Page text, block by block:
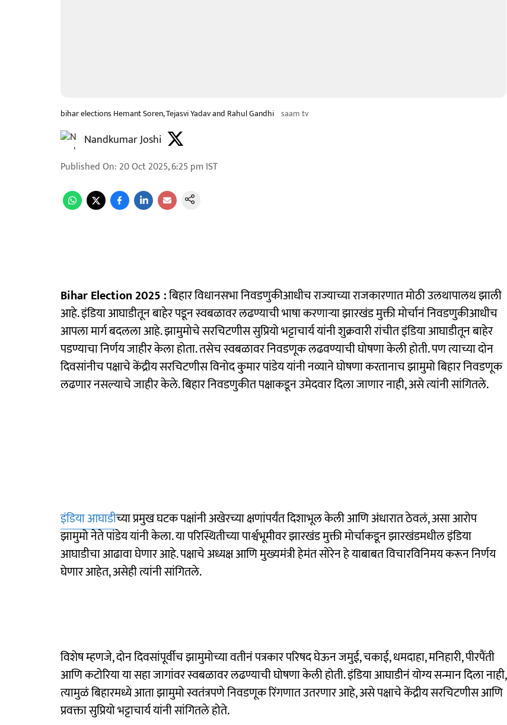
bihar elections Hemant Soren, Tejasvi Yadav and Rahul Gandhi saam tv
Nandkumar Joshi
Published On: 20 Oct 2025, 6:25 pm IST
Bihar Election 2025 :बिहार विधानसभा निवडणुकीआधीच राज्याच्या राजकारणात मोठी उलथापालथ झाली
आहे. इंडिया आघाडीतून बाहेर पडून स्वबळावर लढण्याची भाषा करणाऱ्या झारखंड मुक्ती मोर्चानं निवडणुकीआधीच
आपला मार्ग बदलला आहे. झामुमोचे सरचिटणीस सुप्रियो भट्टाचार्य यांनी शुक्रवारी रांचीत इंडिया आघाडीतून बाहेर
पडण्याचा निर्णय जाहीर केला होता. तसेच स्वबळावर निवडणूक लढवण्याची घोषणा केली होती. पण त्याच्या दोन
दिवसांनीच पक्षाचे केंद्रीय सरचिटणीस विनोद कुमार पांडेय यांनी नव्याने घोषणा करतानाच झामुमो बिहार निवडणूक
लढणार नसल्याचे जाहीर केले. बिहार निवडणुकीत पक्षाकडून उमेदवार दिला जाणार नाही, असे त्यांनी सांगितले.
इंडिया आघाडीच्या प्रमुख घटक पक्षांनी अखेरच्या क्षणांपर्यंत दिशाभूल केली आणि अंधारात ठेवलं, असा आरोप
झामुमो नेते पांडेय यांनी केला. या परिस्थितीच्या पार्श्वभूमीवर झारखंड मुक्ती मोर्चाकडून झारखंडमधील इंडिया
आघाडीचा आढावा घेणार आहे. पक्षाचे अध्यक्ष आणि मुख्यमंत्री हेमंत सोरेन हे याबाबत विचारविनिमय करून निर्णय
घेणार आहेत, असेही त्यांनी सांगितले.
विशेष म्हणजे, दोन दिवसांपूर्वीच झामुमोच्या वतीनं पत्रकार परिषद घेऊन जमुई, चकाई, धमदाहा, मनिहारी, पीरपैंती
आणि कटोरिया या सहा जागांवर स्वबळावर लढण्याची घोषणा केली होती. इंडिया आघाडीनं योग्य सन्मान दिला नाही,
त्यामुळं बिहारमध्ये आता झामुमो स्वतंत्रपणे निवडणूक रिंगणात उतरणार आहे, असे पक्षाचे केंद्रीय सरचिटणीस आणि
प्रवक्ता सुप्रियो भट्टाचार्य यांनी सांगितले होते.